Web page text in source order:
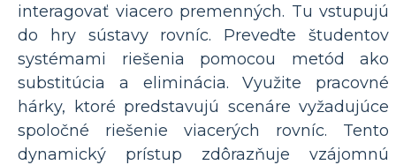
interagovať viacero premenných. Tu vstupujú
do hry sústavy rovníc. Preveďte študentov
systémami riešenia pomocou metód ako
substitúcia a eliminácia. Využite pracovné
hárky, ktoré predstavujú scenáre vyžadujúce
spoločné riešenie viacerých rovníc. Tento
dynamický prístup zdôrazňuje vzájomnú